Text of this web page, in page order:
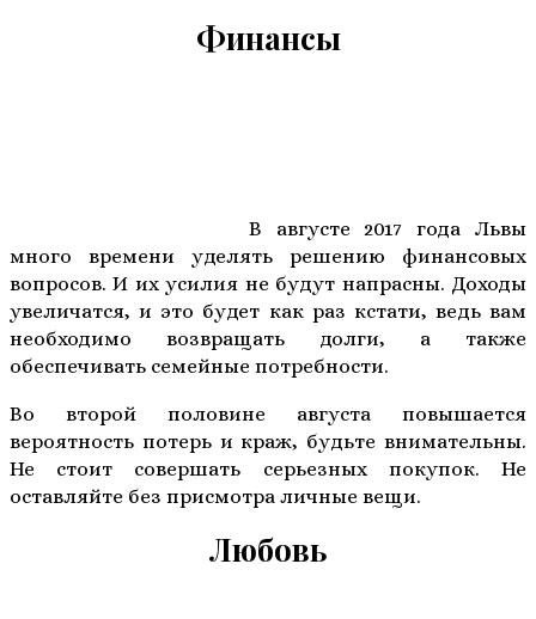
Финансы
В августе 2017 года Львы
много времени уделять решению финансовых
вопросов. И их усилия не будут напрасны. Доходы
увеличатся, и это будет как раз кстати, ведь вам
необходимо возвращать долги, а также
обеспечивать семейные потребности.
Во второй половине августа повышается
вероятность потерь и краж, будьте внимательны.
Не стоит совершать серьезных покупок. Не
оставляйте без присмотра личные вещи.
Любовь